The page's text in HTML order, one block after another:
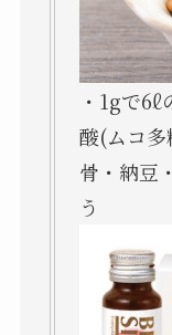
・1gで
酸(ムコ
骨・納豆
う